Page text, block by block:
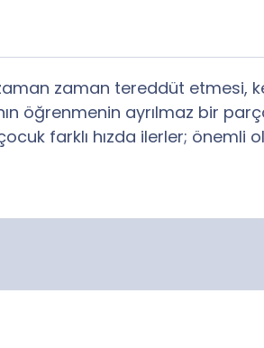
zaman tereddüt etmesi,
öğrenmenin ayrılmaz bir
farklı hızda ilerler;